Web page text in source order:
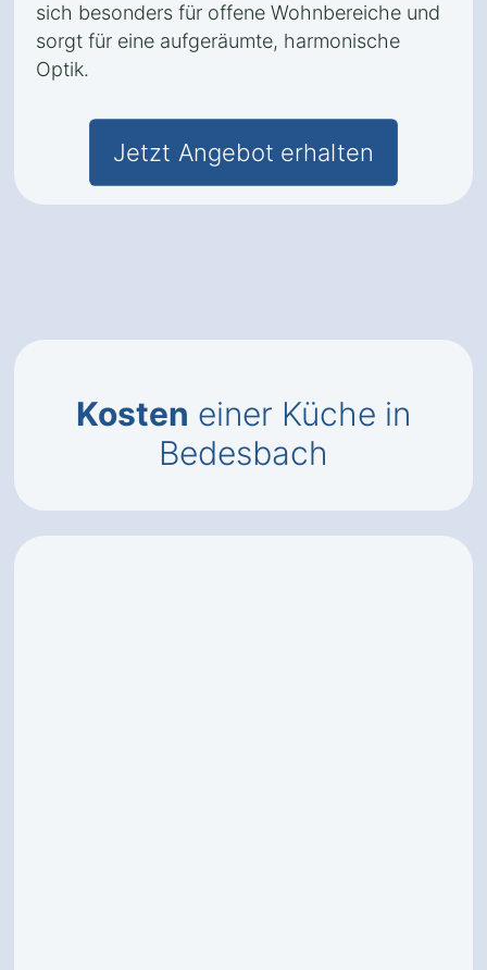
sich besonders für offene Wohnbereiche und
sorgt für eine aufgeräumte, harmonische
Optik.
Jetzt Angebot erhalten
Kosten einer Küche in
Bedesbach